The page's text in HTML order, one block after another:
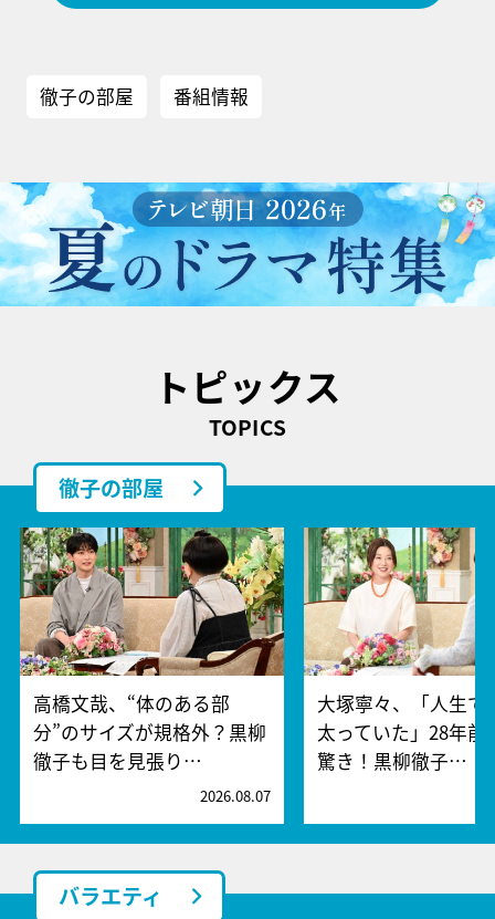
徹子の部屋 番組情報
トピックス
TOPICS
徹子の部屋
高橋文哉、“体のある部
分”のサイズが規格外？黒柳
徹子も目を見張り…
2026.08.07
大塚寧々、「人生で
太っていた」28年前
驚き！黒柳徹子…
バラエティ